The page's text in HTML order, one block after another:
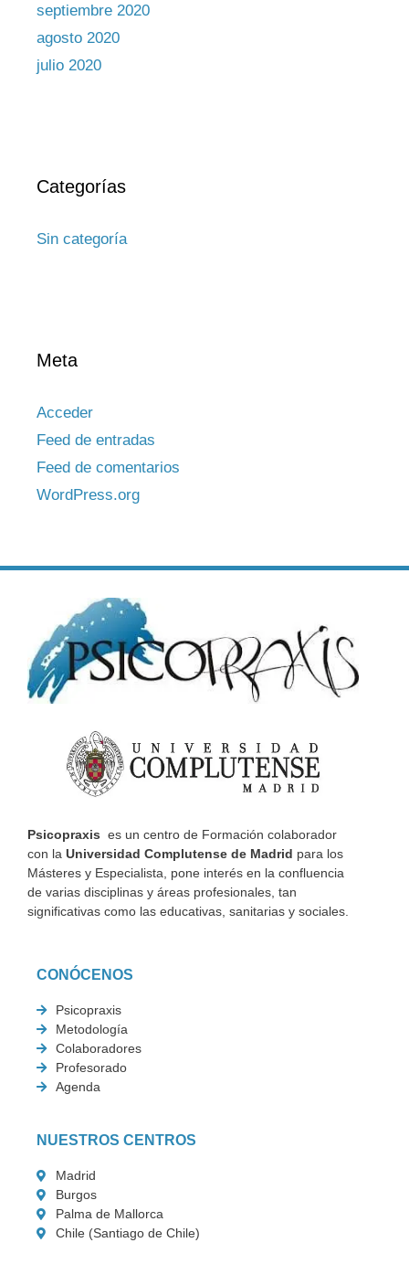
septiembre 2020
agosto 2020
julio 2020
Categorías
Sin categoría
Meta
Acceder
Feed de entradas
Feed de comentarios
WordPress.org
Psicopraxis es un centro de Formación colaborador
con la Universidad Complutense de Madrid para los
Másteres y Especialista, pone interés en la confluencia
de varias disciplinas y áreas profesionales, tan
significativas como las educativas, sanitarias y sociales.
CONÓCENOS
Psicopraxis
Metodología
Colaboradores
Profesorado
Agenda
NUESTROS CENTROS
Madrid
Burgos
Palma de Mallorca
Chile (Santiago de Chile)